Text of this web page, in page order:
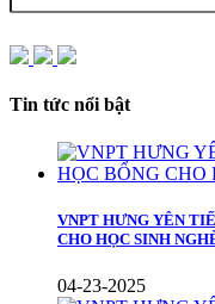
Tin tức nổi bật
VNPT HƯNG YÊN
CHO HỌC SINH
04-23-2025